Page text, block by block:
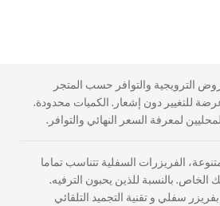
الترويجية والتوافر حسب المتجر
للتغيير دون إشعار. الكميات محدودة.
لمعرفة السعر النهائي والتوافر.
الفريزرات السفلية تتناسب تماما
بالنسبة للذين يحبون الترفيه.
سفلي و تقنية التجميد التلقائي